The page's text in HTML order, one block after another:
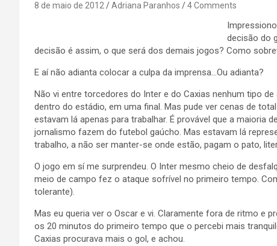
8 de maio de 2012 Adriana Paranhos 4 Comments
decisão do
decisão é assim, o que será dos demais jogos? Como
E aí não adianta colocar a culpa da imprensa…Ou adianta?
Não vi entre torcedores do Inter e do Caxias nenhum tipo
dentro do estádio, em uma final. Mas pude ver cenas de
estavam lá apenas para trabalhar. É provável que a maioria
jornalismo fazem do futebol gaúcho. Mas estavam lá
trabalho, a não ser manter-se onde estão, pagam o pato,
O jogo em sí me surprendeu. O Inter mesmo cheio de
meio de campo fez o ataque sofrível no primeiro tempo.
tolerante).
Mas eu queria ver o Oscar e vi. Claramente fora de ritmo e
os 20 minutos do primeiro tempo que o percebi mais
Caxias procurava mais o gol, e achou.